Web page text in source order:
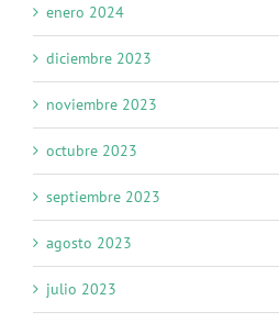
enero 2024
diciembre 2023
noviembre 2023
octubre 2023
septiembre 2023
agosto 2023
julio 2023